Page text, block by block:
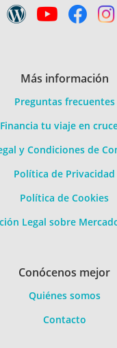
Más información
Preguntas frecuentes
Financia tu viaje en
y Condiciones de
Política de Privacidad
Política de Cookies
Legal sobre
Conócenos mejor
Quiénes somos
Contacto